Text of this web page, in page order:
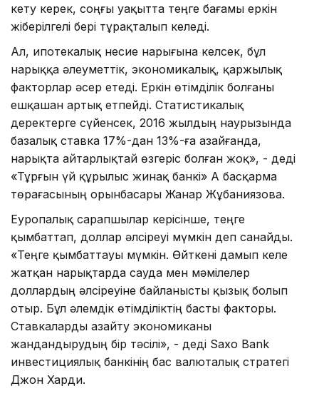
кету керек, соңғы уақытта теңге бағамы еркін
жіберілгелі бері тұрақталып келеді.
Ал, ипотекалық несие нарығына келсек, бұл
нарыққа әлеуметтік, экономикалық, қаржылық
факторлар әсер етеді. Еркін өтімділік болғаны
ешқашан артық етпейді. Статистикалық
деректерге сүйенсек, 2016 жылдың наурызында
базалық ставка 17%-дан 13%-ға азайғанда,
нарықта айтарлықтай өзгеріс болған жоқ», - деді
«Тұрғын үй құрылыс жинақ банкі» АҚ басқарма
төрағасының орынбасары Жанар Жұбаниязова.
Еуропалық сарапшылар керісінше, теңге
қымбаттап, доллар әлсіреуі мүмкін деп санайды.
«Теңге қымбаттауы мүмкін. Өйткені дамып келе
жатқан нарықтарда сауда мен мәмілелер
доллардың әлсіреуіне байланысты қызық болып
отыр. Бұл әлемдік өтімділіктің басты факторы.
Ставкаларды азайту экономиканы
жандандырудың бір тәсілі», - деді Saxo Bank
инвестициялық банкінің бас валюталық стратегі
Джон Харди.